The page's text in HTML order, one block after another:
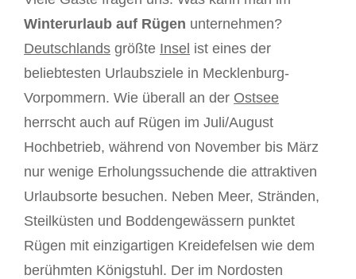
Winterurlaub auf Rügen unternehmen?
Deutschlands größte Insel ist eines der
beliebtesten Urlaubsziele in Mecklenburg-
Vorpommern. Wie überall an der Ostsee
herrscht auch auf Rügen im Juli/August
Hochbetrieb, während von November bis März
nur wenige Erholungssuchende die attraktiven
Urlaubsorte besuchen. Neben Meer, Stränden,
Steilküsten und Boddengewässern punktet
Rügen mit einzigartigen Kreidefelsen wie dem
berühmten Königstuhl. Der im Nordosten